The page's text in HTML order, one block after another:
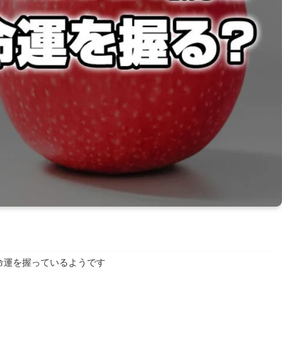
を握っているようです